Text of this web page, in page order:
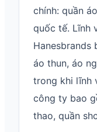
chính: quần
quốc tế. Lĩnh
Hanesbrands
áo thun, áo
trong khi lĩnh
công ty bao
thao, quần